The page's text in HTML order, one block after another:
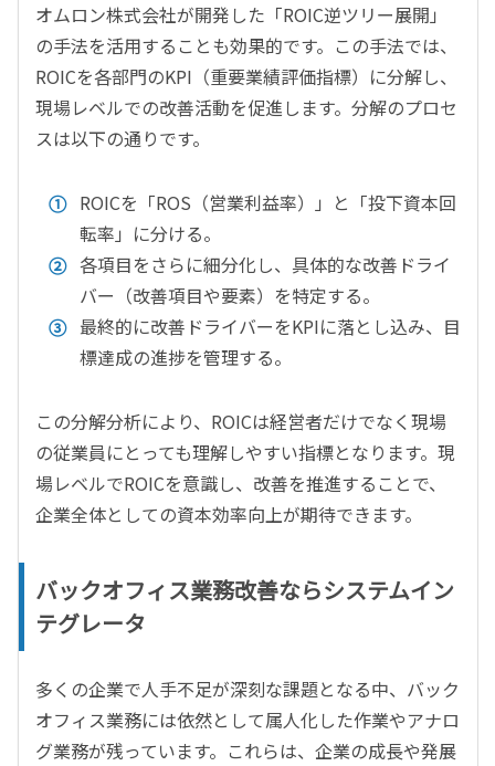
オムロン株式会社が開発した「ROIC逆ツリー展開」
の手法を活用することも効果的です。この手法では、
ROICを各部門のKPI（重要業績評価指標）に分解し、
現場レベルでの改善活動を促進します。分解のプロセ
スは以下の通りです。
ROICを「ROS（営業利益率）」と「投下資本回
転率」に分ける。
各項目をさらに細分化し、具体的な改善ドライ
バー（改善項目や要素）を特定する。
最終的に改善ドライバーをKPIに落とし込み、目
標達成の進捗を管理する。
この分解分析により、ROICは経営者だけでなく現場
の従業員にとっても理解しやすい指標となります。現
場レベルでROICを意識し、改善を推進することで、
企業全体としての資本効率向上が期待できます。
バックオフィス業務改善ならシステムイン
テグレータ
多くの企業で人手不足が深刻な課題となる中、バック
オフィス業務には依然として属人化した作業やアナロ
グ業務が残っています。これらは、企業の成長や発展